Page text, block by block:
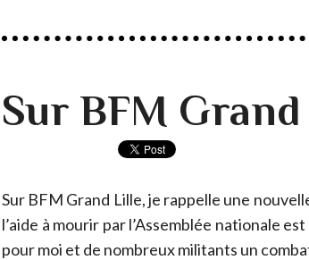
Sur BFM
Sur BFM Grand Lille, je rappelle une
l’aide à mourir par l’Assemblée nationale
pour moi et de nombreux militants un